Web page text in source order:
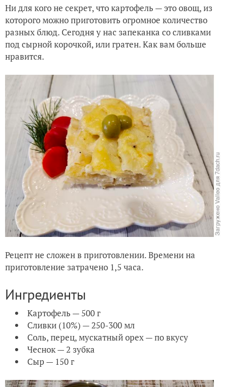
Ни для кого не секрет, что картофель — это овощ, из
которого можно приготовить огромное количество
разных блюд. Сегодня у нас запеканка со сливками
под сырной корочкой, или гратен. Как вам больше
нравится.
Рецепт не сложен в приготовлении. Времени на
приготовление затрачено 1,5 часа.
Ингредиенты
Картофель — 500 г
Сливки (10%) — 250-300 мл
Соль, перец, мускатный орех — по вкусу
Чеснок — 2 зубка
Сыр — 150 г